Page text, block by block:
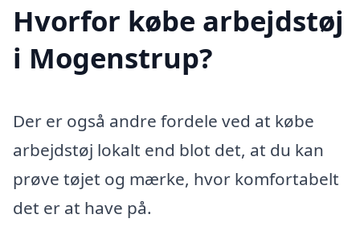
Hvorfor købe arbejdstøj
i Mogenstrup?
Der er også andre fordele ved at købe
arbejdstøj lokalt end blot det, at du kan
prøve tøjet og mærke, hvor komfortabelt
det er at have på.